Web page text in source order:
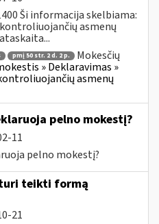
Ši informacija skelbiama:
kontroliuojančių asmenų
pmį 50 str. 2 d. 2 p.
Mokesčių
» Deklaravimas »
asmenų
pelno mokestį?
11
pelno mokestį?
teikti formą
21